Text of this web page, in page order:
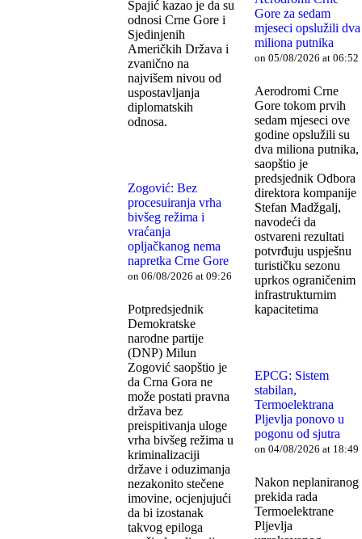
Spajić kazao je da su
odnosi Crne Gore i
Sjedinjenih
Američkih Država i
zvanično na
najvišem nivou od
uspostavljanja
diplomatskih
odnosa.
Zogović: Bez
procesuiranja vrha
bivšeg režima i
vraćanja
opljačkanog nema
napretka Crne Gore
on 06/08/2026 at 09:26
Potpredsjednik
Demokratske
narodne partije
(DNP) Milun
Zogović saopštio je
da Crna Gora ne
može postati pravna
država bez
preispitivanja uloge
vrha bivšeg režima u
kriminalizaciji
države i oduzimanja
nezakonito stečene
imovine, ocjenjujući
da bi izostanak
takvog epiloga
Gore za sedam
mjeseci opslužili dva
miliona putnika
on 05/08/2026 at 06:52
Aerodromi Crne
Gore tokom prvih
sedam mjeseci ove
godine opslužili su
dva miliona putnika,
saopštio je
predsjednik Odbora
direktora kompanije
Stefan Madžgalj,
navodeći da
ostvareni rezultati
potvrđuju uspješnu
turističku sezonu
uprkos ograničenim
infrastrukturnim
kapacitetima
EPCG: Sistem
stabilan,
Termoelektrana
Pljevlja ponovo u
pogonu od sjutra
on 04/08/2026 at 18:49
Nakon neplaniranog
prekida rada
Termoelektrane
Pljevlja